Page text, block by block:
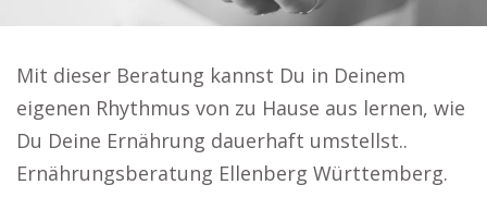
Mit dieser Beratung kannst Du in Deinem
eigenen Rhythmus von zu Hause aus lernen, wie
Du Deine Ernährung dauerhaft umstellst..
Ernährungsberatung Ellenberg Württemberg.